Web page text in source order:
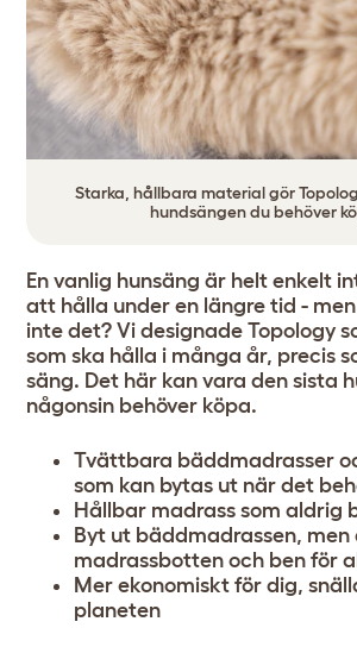
Starka, hållbara material gör
hundsängen du behöver
En vanlig hunsäng är helt enkelt
att hålla under en längre tid -
inte det? Vi designade Topology
som ska hålla i många år, precis
säng. Det här kan vara den sista
någonsin behöver köpa.
Tvättbara bäddmadrasser
som kan bytas ut när det
Hållbar madrass som aldrig
Byt ut bäddmadrassen, men
madrassbotten och ben för
Mer ekonomiskt för dig,
planeten